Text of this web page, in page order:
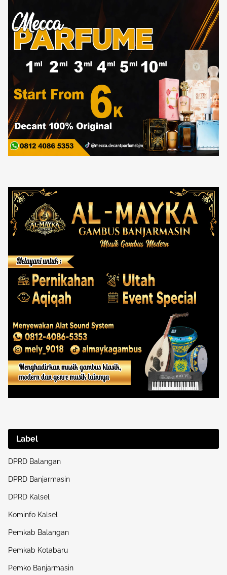
Label
DPRD Balangan
DPRD Banjarmasin
DPRD Kalsel
Kominfo Kalsel
Pemkab Balangan
Pemkab Kotabaru
Pemko Banjarmasin